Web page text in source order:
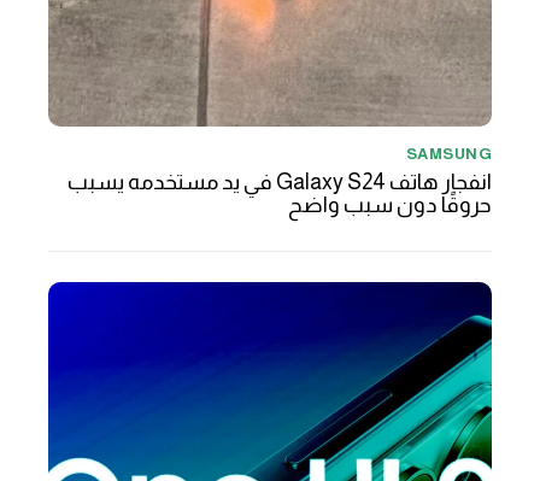
SAMSUNG
انفجار هاتف Galaxy S24 في يد مستخدمه يسبب
حروقًا دون سبب واضح